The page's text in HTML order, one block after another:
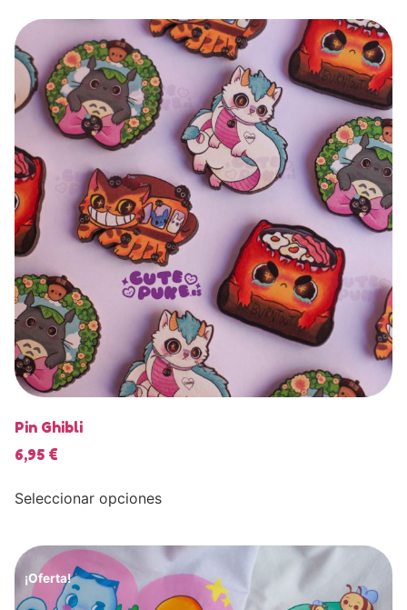
Pin Ghibli
6,95 €
Seleccionar opciones
¡Oferta!